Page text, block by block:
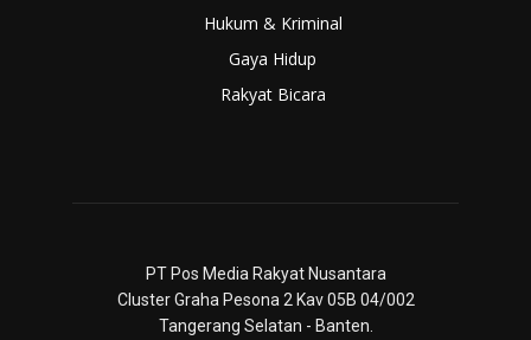
Hukum & Kriminal
Gaya Hidup
Rakyat Bicara
PT Pos Media Rakyat Nusantara
Cluster Graha Pesona 2 Kav 05B 04/002
Tangerang Selatan - Banten.